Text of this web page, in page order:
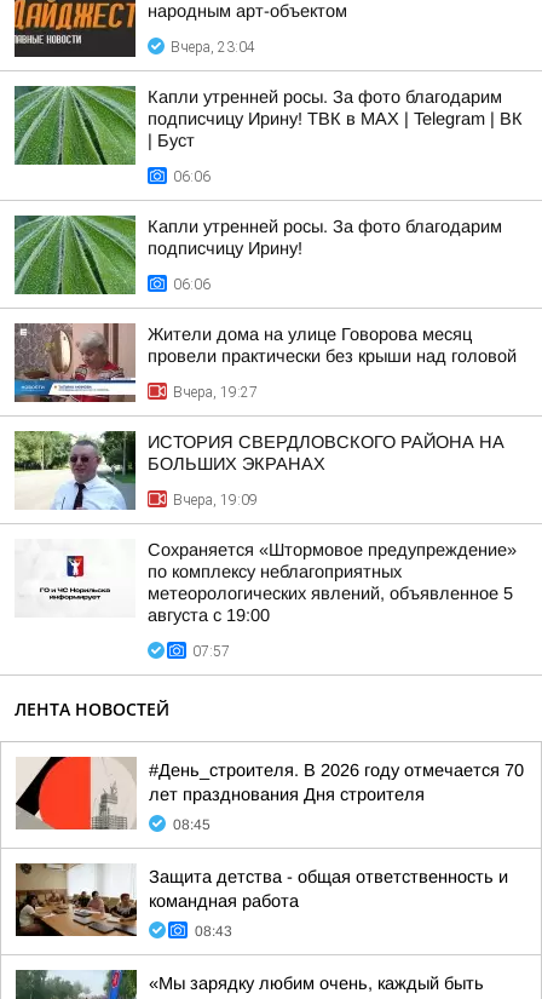
народным арт-объектом
Вчера, 23:04
Капли утренней росы. За фото благодарим
подписчицу Ирину! ТВК в MAX | Telegram | ВК
| Буст
06:06
Капли утренней росы. За фото благодарим
подписчицу Ирину!
06:06
Жители дома на улице Говорова месяц
провели практически без крыши над головой
Вчера, 19:27
ИСТОРИЯ СВЕРДЛОВСКОГО РАЙОНА НА
БОЛЬШИХ ЭКРАНАХ
Вчера, 19:09
Сохраняется «Штормовое предупреждение»
по комплексу неблагоприятных
метеорологических явлений, объявленное 5
августа с 19:00
07:57
ЛЕНТА НОВОСТЕЙ
#День_строителя. В 2026 году отмечается 70
лет празднования Дня строителя
08:45
Защита детства - общая ответственность и
командная работа
08:43
«Мы зарядку любим очень, каждый быть